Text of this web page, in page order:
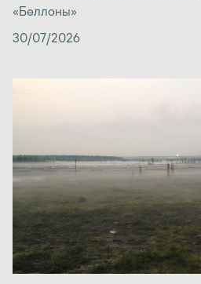
«Беллоны»
30/07/2026